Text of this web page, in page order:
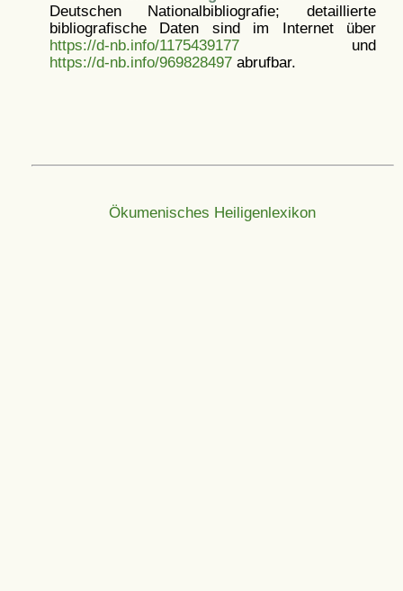
Deutschen Nationalbibliografie; detaillierte
bibliografische Daten sind im Internet über
https://d-nb.info/1175439177und
https://d-nb.info/969828497abrufbar.
Ökumenisches Heiligenlexikon